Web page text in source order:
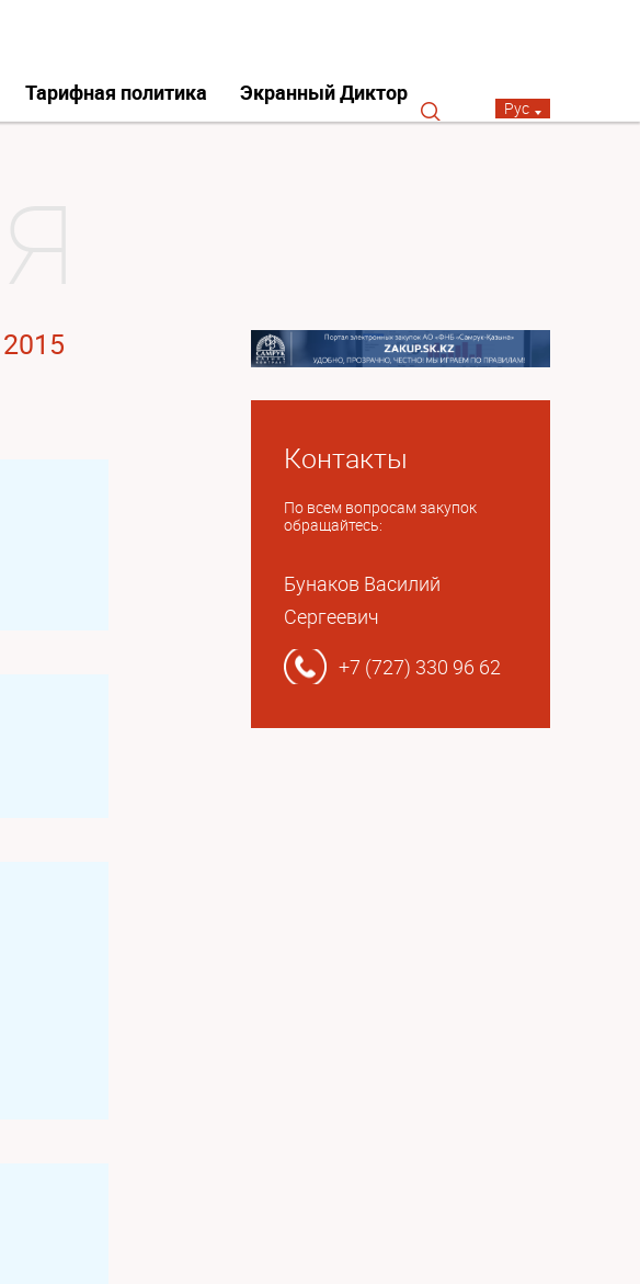
Тарифная политика Экранный Диктор
Рус
2015
Контакты
По всем вопросам закупок
обращайтесь:
Бунаков Василий
Сергеевич
+7 (727) 330 96 62